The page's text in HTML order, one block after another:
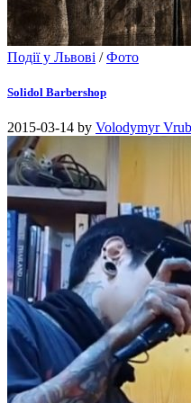
Події у Львові /Фото
Solidol Barbershop
2015-03-14 by Volodymyr